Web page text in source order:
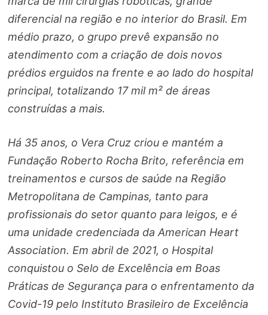
diferencial na região e no interior do Brasil. Em
médio prazo, o grupo prevê expansão no
atendimento com a criação de dois novos
prédios erguidos na frente e ao lado do hospital
principal, totalizando 17 mil m² de áreas
construídas a mais.
Há 35 anos, o Vera Cruz criou e mantém a
Fundação Roberto Rocha Brito, referência em
treinamentos e cursos de saúde na Região
Metropolitana de Campinas, tanto para
profissionais do setor quanto para leigos, e é
uma unidade credenciada da American Heart
Association. Em abril de 2021, o Hospital
conquistou o Selo de Excelência em Boas
Práticas de Segurança para o enfrentamento da
Covid-19 pelo Instituto Brasileiro de Excelência